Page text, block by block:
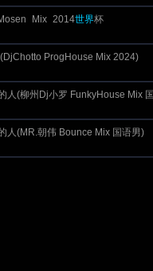
世界杯
ProgHouse Mix 2024)
人(柳州Dj小罗 FunkyHouse Mix
人(MR.朝伟 Bounce Mix 国语男)